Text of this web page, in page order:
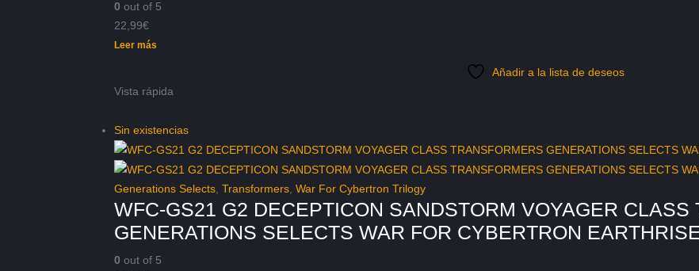
0 out of 5
22,99€
Leer más
Añadir a la lista de deseos
Vista rápida
Sin existencias
Generations Selects, Transformers, War For Cybertron Trilogy
WFC-GS21 G2 DECEPTICON SANDSTORM VOYAGER CLASS
GENERATIONS SELECTS WAR FOR CYBERTRON
0 out of 5